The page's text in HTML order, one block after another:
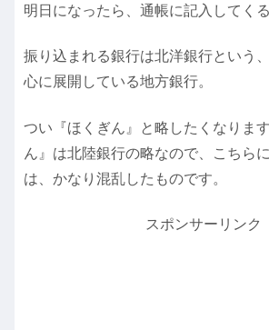
明日になったら、通帳に記入してく
振り込まれる銀行は北洋銀行という
心に展開している地方銀行。
つい『ほくぎん』と略したくなりま
ん』は北陸銀行の略なので、こちら
は、かなり混乱したものです。
スポンサーリンク